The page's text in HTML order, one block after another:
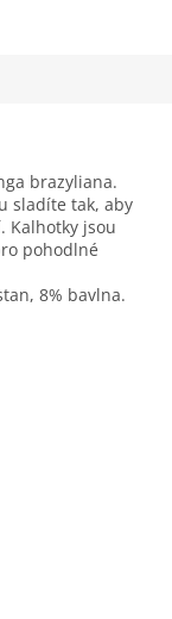
brazyliana.
sladíte tak, aby
Kalhotky jsou
pohodlné
8% bavlna.